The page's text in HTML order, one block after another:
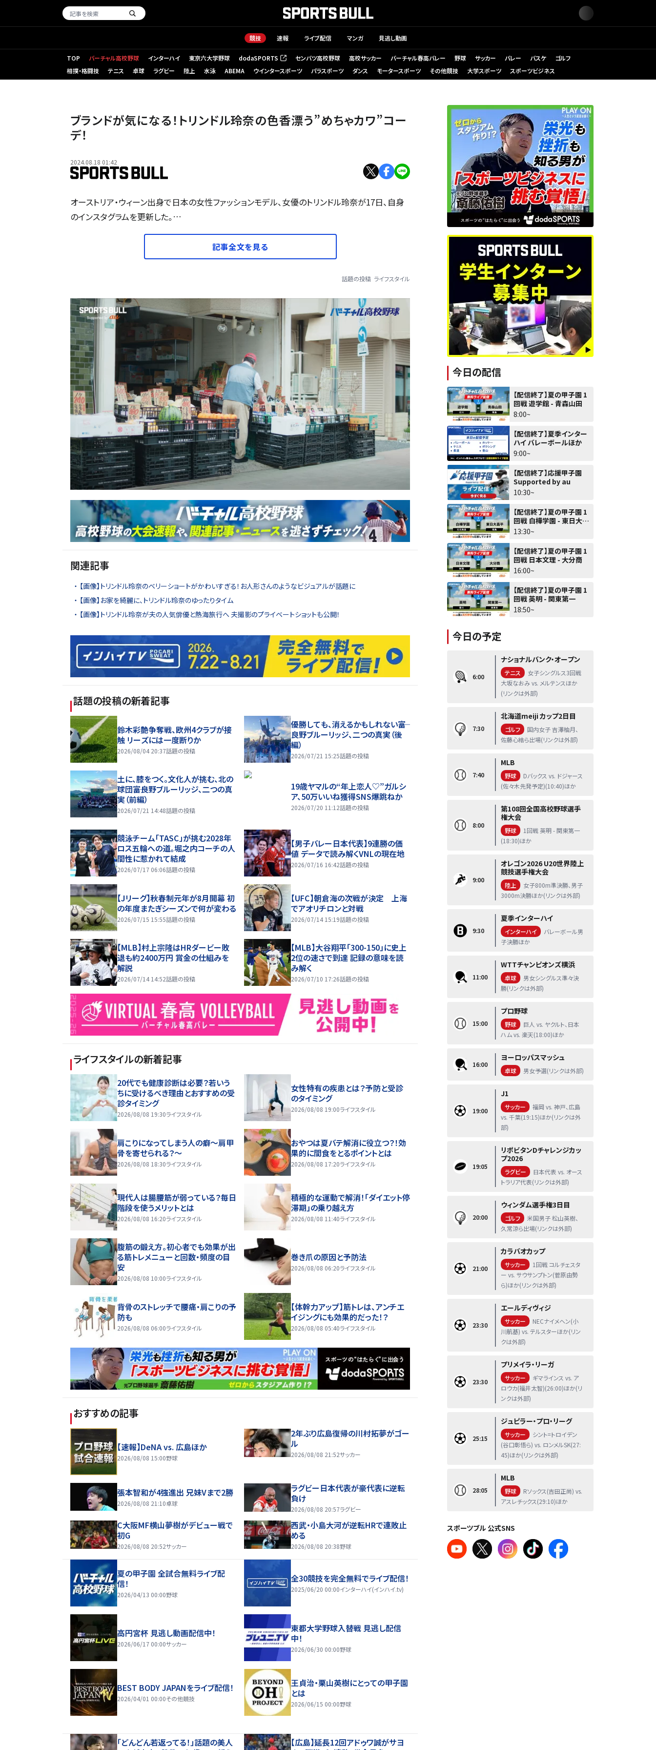
競技 速報 ライブ配信 マンガ 見逃し動画
TOP バーチャル高校野球 インターハイ 東京六大学野球 dodaSPORTS
（新しいタブで開く） センバツ高校野球 高校サッカー バーチャル春高バレー 野球 サッカー バレー バスケ
ゴルフ
相撲・格闘技
テニス 卓球 ラグビー 陸上 水泳 ABEMA ウインタースポーツ パラスポーツ ダンス モータースポーツ その他競技 大学スポーツ スポーツビジネス
ブランドが気になる！トリンドル玲奈の色香漂う”めちゃカワ”コー
デ！
2024.08.18 01:42
オーストリア・ウィーン出身で日本の女性ファッションモデル、女優のトリンドル玲奈が17日、自身
のインスタグラムを更新した。…
記事全文を見る
話題の投稿 ライフスタイル
関連記事
【画像】トリンドル玲奈のベリーショートがかわいすぎる！お人形さんのようなビジュアルが話題に
【画像】お家を綺麗に、トリンドル玲奈のゆったりタイム
【画像】トリンドル玲奈が夫の人気俳優と熱海旅行へ 夫撮影のプライベートショットも公開！
話題の投稿の新着記事
鈴木彩艶争奪戦、欧州4クラブが接
触 リーズには一度断りか
2026/08/04 20:37話題の投稿
優勝しても、消えるかもしれない――富
良野ブルーリッジ、二つの真実（後
編）
2026/07/21 15:25話題の投稿
土に、膝をつく。文化人が挑む、北の
球団――富良野ブルーリッジ、二つの真
実（前編）
2026/07/21 14:48話題の投稿
19歳ヤマルの“年上恋人♡”ガルシ
ア、50万いいね獲得SNS爆跳ねか
2026/07/20 11:12話題の投稿
競泳チーム「TASC」が挑む2028年
ロス五輪への道。堀之内コーチの人
間性に惹かれて結成
2026/07/17 06:06話題の投稿
【男子バレー日本代表】9連勝の価
値 データで読み解くVNLの現在地
2026/07/16 16:42話題の投稿
【Jリーグ】秋春制元年が8月開幕 初
の年度またぎシーズンで何が変わる
2026/07/15 15:55話題の投稿
【UFC】朝倉海の次戦が決定 上海
でアオリチロンと対戦
2026/07/14 15:19話題の投稿
【MLB】村上宗隆はHRダービー敗
退も約2400万円 賞金の仕組みを
解説
2026/07/14 14:52話題の投稿
【MLB】大谷翔平「300-150」に史上
2位の速さで到達 記録の意味を読
み解く
2026/07/10 17:26話題の投稿
ライフスタイルの新着記事
20代でも健康診断は必要？若いう
ちに受けるべき理由とおすすめの受
診タイミング
2026/08/08 19:30ライフスタイル
女性特有の疾患とは？予防と受診
のタイミング
2026/08/08 19:00ライフスタイル
肩こりになってしまう人の癖～肩甲
骨を寄せられる？～
2026/08/08 18:30ライフスタイル
おやつは夏バテ解消に役立つ？！効
果的に間食をとるポイントとは
2026/08/08 17:20ライフスタイル
現代人は腸腰筋が弱っている？毎日
階段を使うメリットとは
2026/08/08 16:20ライフスタイル
積極的な運動で解消！「ダイエット停
滞期」の乗り越え方
2026/08/08 11:40ライフスタイル
腹筋の鍛え方。初心者でも効果が出
る筋トレメニューと回数・頻度の目
安
2026/08/08 10:00ライフスタイル
巻き爪の原因と予防法
2026/08/08 06:20ライフスタイル
背骨のストレッチで腰痛・肩こりの予
防も
2026/08/08 06:00ライフスタイル
【体幹力アップ】筋トレは、アンチエ
イジングにも効果的だった！？
2026/08/08 05:40ライフスタイル
おすすめの記事
【速報】DeNA vs. 広島ほか
2026/08/08 15:00野球
2年ぶり広島復帰の川村拓夢がゴー
ル
2026/08/08 21:52サッカー
張本智和が4強進出 兄妹Vまで2勝
2026/08/08 21:10卓球
ラグビー日本代表が豪代表に逆転
負け
2026/08/08 20:57ラグビー
C大阪MF横山夢樹がデビュー戦で
初G
2026/08/08 20:52サッカー
西武・小島大河が逆転HRで連敗止
める
2026/08/08 20:38野球
夏の甲子園 全試合無料ライブ配
信！
2026/04/13 00:00野球
全30競技を完全無料でライブ配信！
2025/06/20 00:00インターハイ(インハイ.tv)
高円宮杯 見逃し動画配信中！
2026/06/17 00:00サッカー
東都大学野球入替戦 見逃し配信
中！
2026/06/30 00:00野球
BEST BODY JAPANをライブ配信！
2026/04/01 00:00その他競技
王貞治・栗山英樹にとっての甲子園
とは
2026/06/15 00:00野球
「どんどん若返ってる！」話題の美人
【広島】延長12回アドゥワ誠がサヨ
今日の配信
【配信終了】夏の甲子園 1
回戦 遊学館 - 青森山田
8:00~
【配信終了】夏季インター
ハイ バレーボールほか
9:00~
【配信終了】応援甲子園
Supported by au
10:30~
【配信終了】夏の甲子園 1
回戦 白樺学園 - 東日大昌
平
13:30~
【配信終了】夏の甲子園 1
回戦 日本文理 - 大分商
16:00~
【配信終了】夏の甲子園 1
回戦 英明 - 関東第一
18:50~
今日の予定
6:00
ナショナルバンク・オープン
テニス
女子シングルス3回戦
大坂なおみ vs. メルテンスほか
(リンクは外部)
7:30
北海道meiji カップ2日目
ゴルフ
国内女子 吉澤柚月、
佐藤心結ら出場(リンクは外部)
7:40
MLB
野球
Dバックス vs. ドジャース
(佐々木先発予定)(10:40)ほか
8:00
第108回全国高校野球選手
権大会
野球
1回戦 英明 - 関東第一
(18:30)ほか
9:00
オレゴン2026 U20世界陸上
競技選手権大会
陸上
女子800m準決勝、男子
3000m決勝ほか(リンクは外部)
9:30
夏季インターハイ
インターハイ
バレーボール男
子決勝ほか
11:00
WTTチャンピオンズ横浜
卓球
男女シングルス準々決
勝(リンクは外部)
15:00
プロ野球
野球
巨人 vs. ヤクルト、日本
ハム vs. 楽天(18:00)ほか
16:00
ヨーロッパスマッシュ
卓球 男女予選(リンクは外部)
19:00
J1
サッカー
福岡 vs. 神戸、広島
vs. 千葉(19:15)ほか(リンクは外
部)
19:05
リポビタンDチャレンジカッ
プ2026
ラグビー
日本代表 vs. オース
トラリア代表(リンクは外部)
20:00
ウィンダム選手権3日目
ゴルフ
米国男子 松山英樹、
久常涼ら出場(リンクは外部)
21:00
カラバオカップ
サッカー
1回戦 コルチェスタ
ー vs. サウサンプトン(菅原由勢
ら)ほか(リンクは外部)
23:30
エールディヴィジ
サッカー
NECナイメヘン(小
川航基) vs. テルスターほか(リン
クは外部)
23:30
プリメイラ・リーガ
サッカー
ギマラインス vs. ア
ロウカ(福井太智)(26:00)ほか(リ
ンクは外部)
25:15
ジュピラー・プロ・リーグ
サッカー
シント=トロイデン
(谷口彰悟ら) vs. ロンメルSK(27:
45)ほか(リンクは外部)
28:05
MLB
野球
Rソックス(吉田正尚) vs.
アスレチックス(29:10)ほか
スポーツブル 公式SNS